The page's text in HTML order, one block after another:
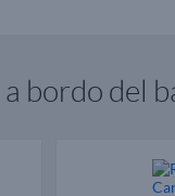
a bordo del